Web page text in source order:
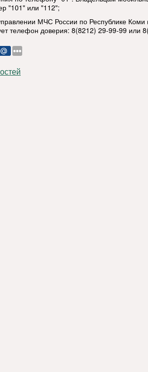
"101" или "112";
МЧС России по Республике Коми
телефон доверия: 8(8212) 29-99-99 или